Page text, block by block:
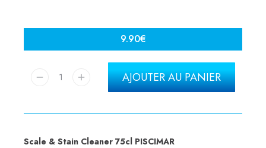
9.90€
AJOUTER AU PANIER
Scale & Stain Cleaner 75cl PISCIMAR